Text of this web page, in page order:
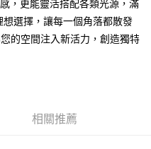
需儲值。
可結帳。
，更能靈活搭配各類光源，滿
選擇，讓每一個角落都散發
的空間注入新活力，創造獨特
相關推薦